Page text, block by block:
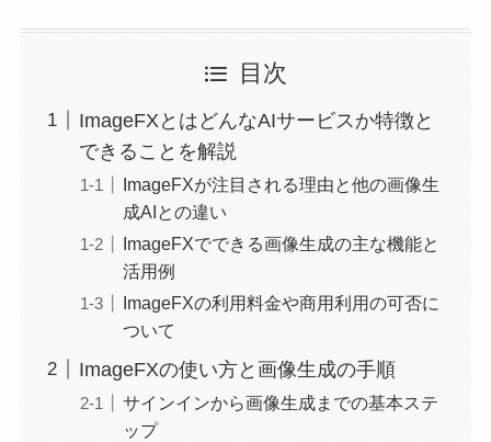
目次
ImageFXとはどんなAIサービスか特徴と
できることを解説
ImageFXが注目される理由と他の画像生
成AIとの違い
ImageFXでできる画像生成の主な機能と
活用例
ImageFXの利用料金や商用利用の可否に
ついて
ImageFXの使い方と画像生成の手順
サインインから画像生成までの基本ステ
ップ